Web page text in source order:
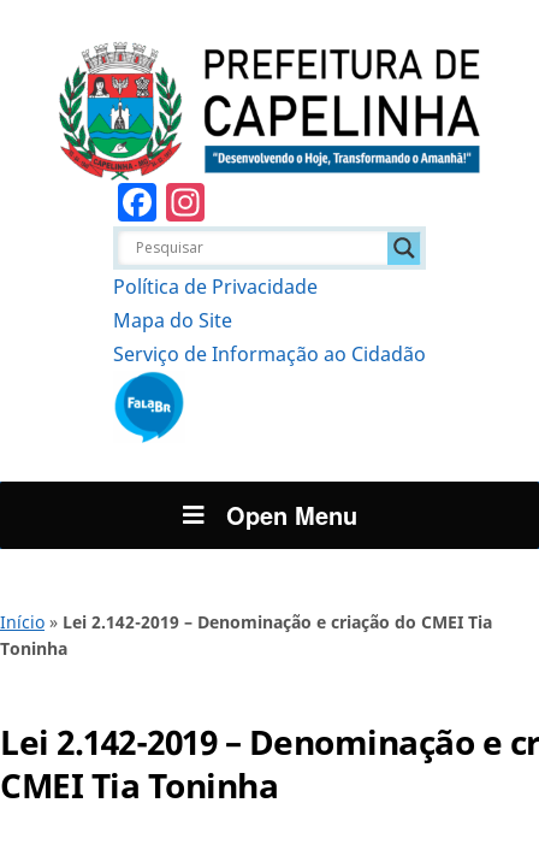
Facebook
Política de Privacidade
Mapa do Site
Serviço de Informação ao Cidadão
Open Menu
Início » Lei 2.142-2019 – Denominação e criação do CMEI Tia
Toninha
Lei 2.142-2019 – Denominação e
CMEI Tia Toninha